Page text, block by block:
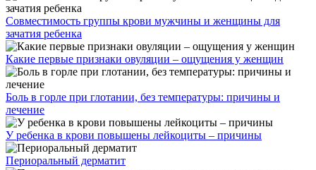
Совместимость группы крови мужчины и женщины для
зачатия ребенка
Какие первые признаки овуляции – ощущения у женщин
Боль в горле при глотании, без температуры: причины и
лечение
У ребенка в крови повышены лейкоциты – причины
Периоральный дерматит